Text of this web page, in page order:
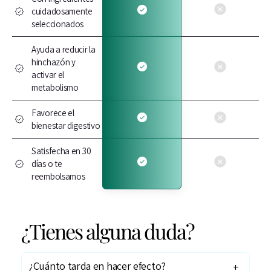
cuidadosamente
seleccionados
Ayuda a reducir la
hinchazón y
activar el
metabolismo
Favorece el
bienestar digestivo
Satisfecha en 30
días o te
reembolsamos
¿Tienes alguna duda?
¿Cuánto tarda en hacer efecto? +